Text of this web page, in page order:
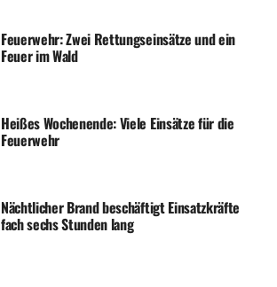
Feuerwehr: Zwei Rettungseinsätze und ein
Feuer im Wald
Heißes Wochenende: Viele Einsätze für die
Feuerwehr
Nächtlicher Brand beschäftigt Einsatzkräfte
fach sechs Stunden lang